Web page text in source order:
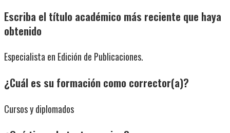
Escriba el título académico más reciente que haya
obtenido
Especialista en Edición de Publicaciones.
¿Cuál es su formación como corrector(a)?
Cursos y diplomados